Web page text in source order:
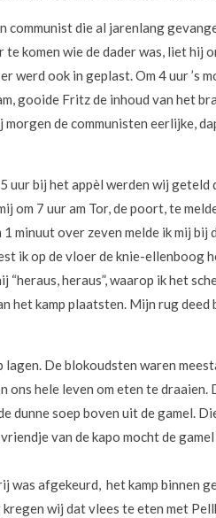
die al jarenlang
komen wie de dader was, liet hij
werd ook in geplast. Om 4 uur ’s
gooide Fritz de inhoud van het
de communisten eerlijke,
uur bij het appèl werden wij
7 uur am Tor, de poort, te
minuut over zeven melde ik mij
ik op de vloer de knie-ellenboog
heraus”, waarop ik het
het kamp plaatsten. Mijn rug
De blokoudsten waren
ons hele leven om eten te
dunne soep boven uit de gamel.
van de kapo mocht de
afgekeurd, het kamp binnen
kregen wij dat vlees te eten met